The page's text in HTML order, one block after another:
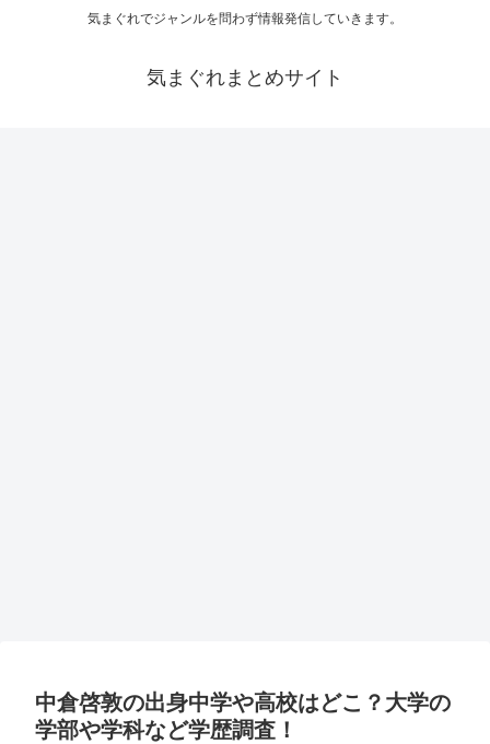
気まぐれでジャンルを問わず情報発信していきます。
気まぐれまとめサイト
中倉啓敦の出身中学や高校はどこ？大学の
学部や学科など学歴調査！